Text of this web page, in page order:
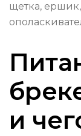
щетка,
и